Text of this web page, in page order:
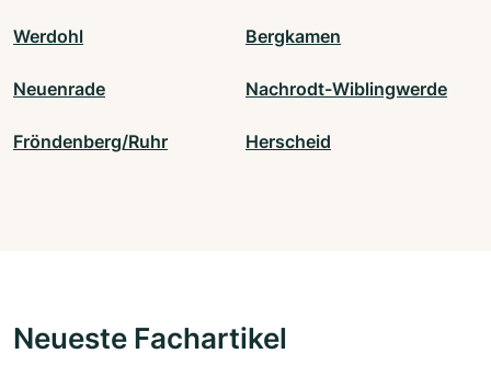
Werdohl Bergkamen
Neuenrade Nachrodt-Wiblingwerde
Fröndenberg/Ruhr Herscheid
Neueste Fachartikel